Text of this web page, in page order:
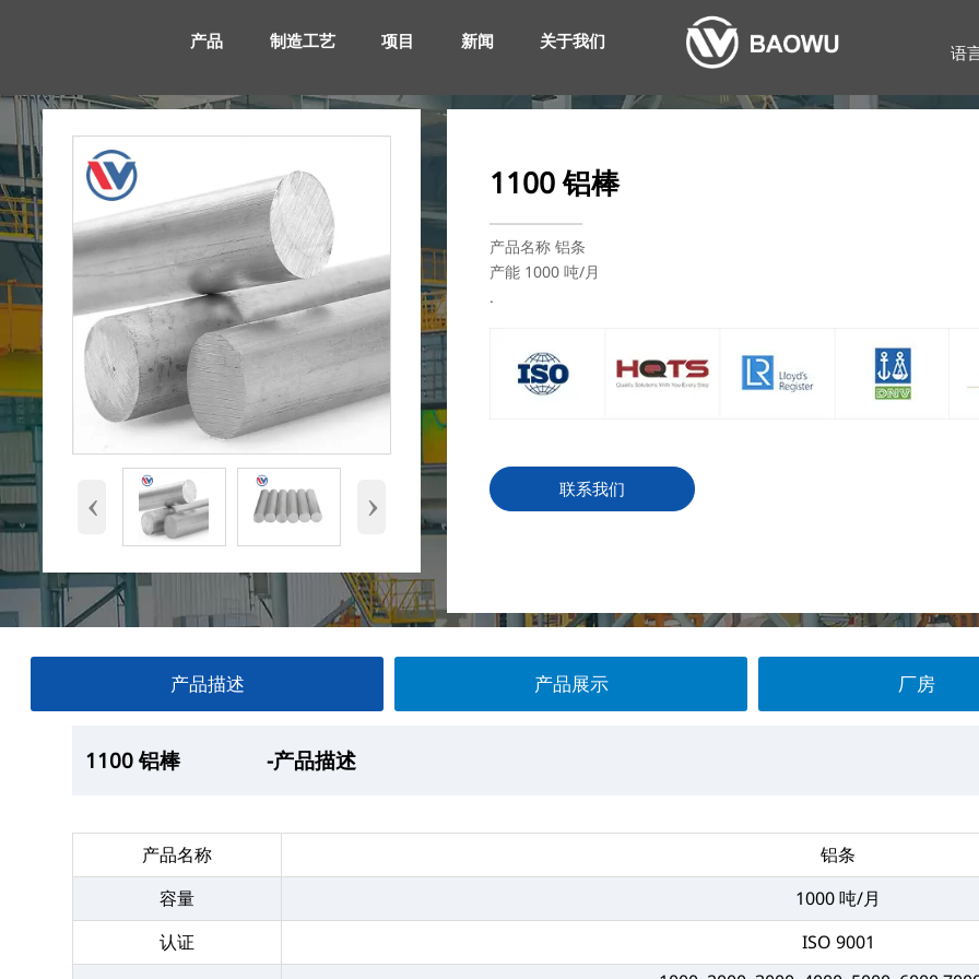
产品 制造工艺 项目 新闻 关于我们
语
‹ ›
1100 铝棒
产品名称 铝条
产能 1000 吨/月
.
联系我们
产品描述 产品展示 厂房
1100 铝棒 -产品描述
产品名称
铝条
容量
1000 吨/月
认证
ISO 9001
1100 铝棒 —产品展示
1100 铝棒 -厂房
1100 铝棒 -产品包装